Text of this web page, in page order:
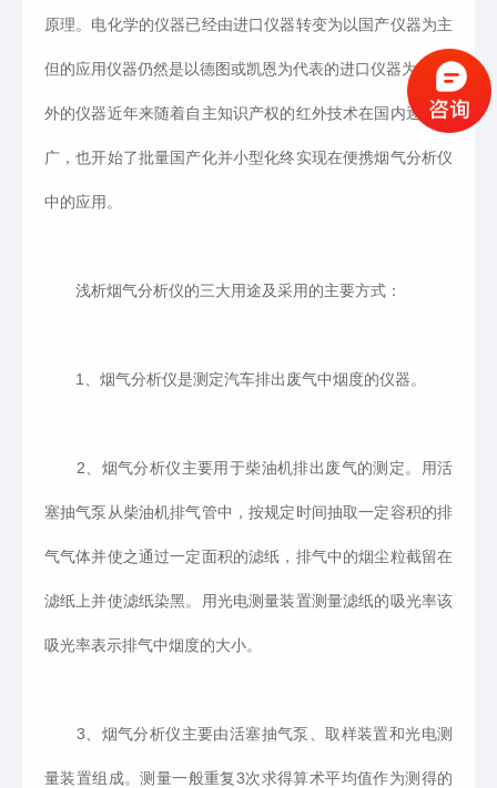
原理。电化学的仪器已经由进口仪器转变为以国产仪器为主
但的应用仪器仍然是以德图或凯恩为代表的进口仪器为主;红
外的仪器近年来随着自主知识产权的红外技术在国内逐渐推
广，也开始了批量国产化并小型化终实现在便携烟气分析仪
中的应用。
浅析烟气分析仪的三大用途及采用的主要方式：
1、烟气分析仪是测定汽车排出废气中烟度的仪器。
2、烟气分析仪主要用于柴油机排出废气的测定。用活
塞抽气泵从柴油机排气管中，按规定时间抽取一定容积的排
气气体并使之通过一定面积的滤纸，排气中的烟尘粒截留在
滤纸上并使滤纸染黑。用光电测量装置测量滤纸的吸光率该
吸光率表示排气中烟度的大小。
3、烟气分析仪主要由活塞抽气泵、取样装置和光电测
量装置组成。测量一般重复3次求得算术平均值作为测得的